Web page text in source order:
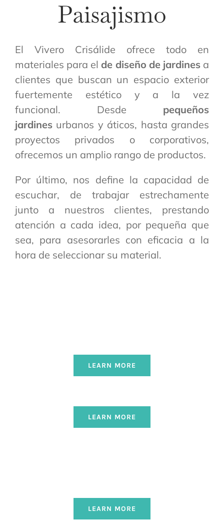
Paisajismo
El Vivero Crisálide ofrece todo en
materiales para el de diseño de jardines a
clientes que buscan un espacio exterior
fuertemente estético y a la vez
funcional. Desde pequeños
jardines urbanos y áticos, hasta grandes
proyectos privados o corporativos,
ofrecemos un amplio rango de productos.
Por último, nos define la capacidad de
escuchar, de trabajar estrechamente
junto a nuestros clientes, prestando
atención a cada idea, por pequeña que
sea, para asesorarles con eficacia a la
hora de seleccionar su material.
LEARN MORE
LEARN MORE
LEARN MORE